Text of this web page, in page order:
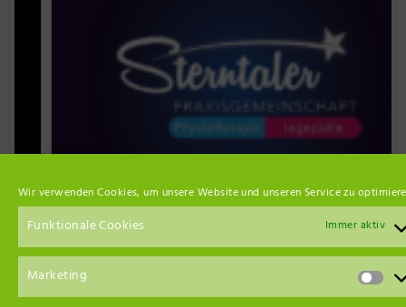
Wir verwenden Cookies, um unsere Website und unseren Service zu
Funktionale Cookies Immer aktiv
Marketing